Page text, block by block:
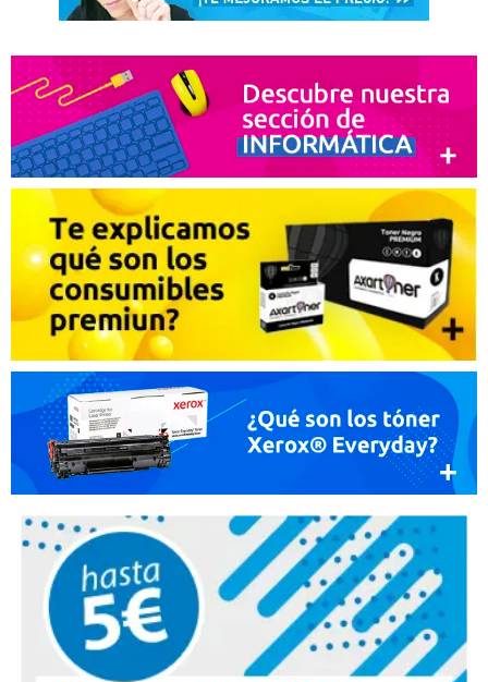
¿Recomendaría su compra? Si No
10 Comentario(s)
Ascem 14. 02. 2021
Gran atencion y grandes productos
Recomendaría su compra:Si
Arids 13. 02. 2021
Muy buena calidad
Recomendaría su compra:
Chema 17. 09. 2020
Recomiendo 100%
Recomendaría su compra:
Garma 09. 06. 2020
Rápido y correcto
Recomendaría su compra:
Si
Dafne 06. 06. 2020
Perfecta compra